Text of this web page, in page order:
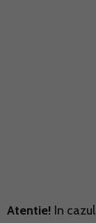
Atentie! In